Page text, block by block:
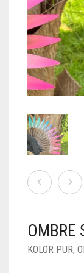
PUDRY
PUDRY Z
PUDRY
PUDRY
PUDRY DO
PUDRY GALAXY
PUDRY SPARKLE
PUDRY
PUDRY ŚWIECĄCE
FOIL DIP
KOSZYK
OMBRE
KOLOR PUR,